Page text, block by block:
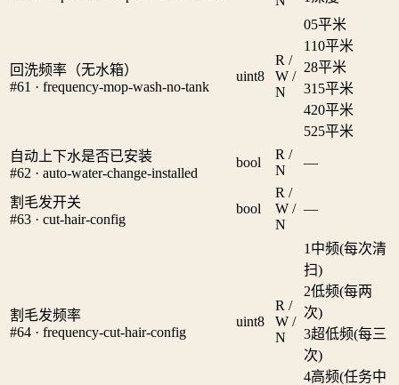
回洗频率（无水箱）
#61 · frequency-mop-wash-no-tank
uint8
R /
W /
N
05平米
1 10平米
28平米
315平米
420平米
525平米
自动上下水是否已安装
#62 · auto-water-change-installed
bool
R /
N
—
割毛发开关
#63 · cut-hair-config
bool
R /
W /
N
—
割毛发频率
#64 · frequency-cut-hair-config
uint8
R /
W /
N
1 中频(每次清
扫)
2低频(每两
次)
3超低频(每三
次)
4高频(任务中